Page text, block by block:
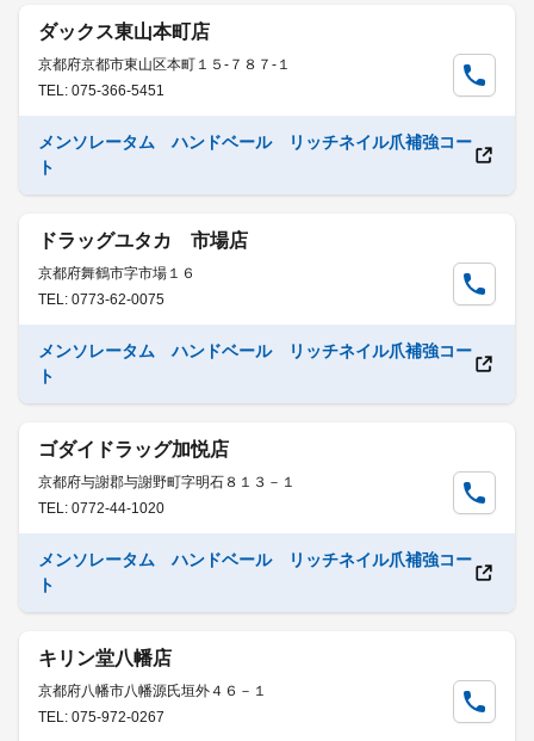
ダックス東山本町店
京都府京都市東山区本町１５-７８７-１
TEL: 075-366-5451
メンソレータム ハンドベール リッチネイル爪補強コー
ト
ドラッグユタカ 市場店
京都府舞鶴市字市場１６
TEL: 0773-62-0075
メンソレータム ハンドベール リッチネイル爪補強コー
ト
ゴダイドラッグ加悦店
京都府与謝郡与謝野町字明石８１３－１
TEL: 0772-44-1020
メンソレータム ハンドベール リッチネイル爪補強コー
ト
キリン堂八幡店
京都府八幡市八幡源氏垣外４６－１
TEL: 075-972-0267